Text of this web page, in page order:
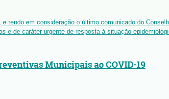
tendo em consideração o último comunicado do
e de caráter urgente de resposta à situação
Municipais ao COVID-19